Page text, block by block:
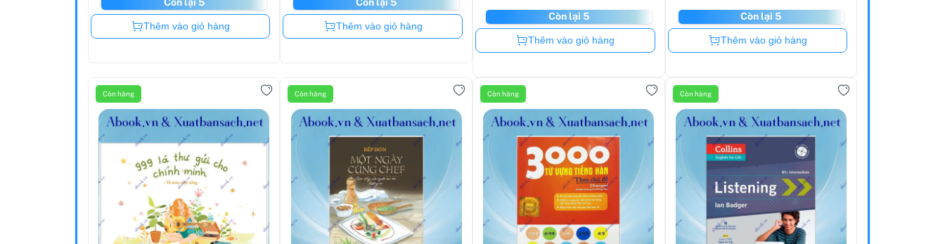
Còn lại 5
Còn hàng
Thêm vào giỏ hàng
Còn lại 5
Còn hàng
Thêm vào giỏ hàng
Còn lại 5
Còn hàng
Thêm vào giỏ hàng
Còn lại 5
Còn hàng
Thêm vào giỏ hàng
Còn hàng Còn hàng Còn hàng Còn hàng